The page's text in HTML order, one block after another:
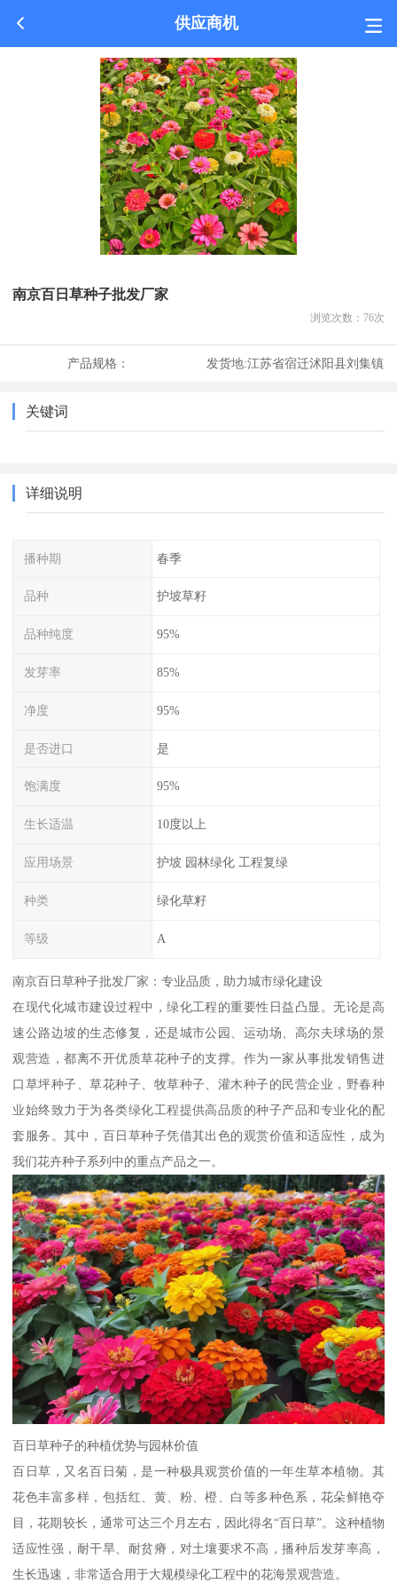
供应商机
南京百日草种子批发厂家
浏览次数： 76次
产品规格： 发货地:江苏省宿迁沭阳县刘集镇
关键词
详细说明
播种期 春季
品种 护坡草籽
品种纯度 95%
发芽率 85%
净度 95%
是否进口 是
饱满度 95%
生长适温 10度以上
应用场景 护坡 园林绿化 工程复绿
种类 绿化草籽
等级 A
南京百日草种子批发厂家：专业品质，助力城市绿化建设
在现代化城市建设过程中，绿化工程的重要性日益凸显。无论是高
速公路边坡的生态修复，还是城市公园、运动场、高尔夫球场的景
观营造，都离不开优质草花种子的支撑。作为一家从事批发销售进
口草坪种子、草花种子、牧草种子、灌木种子的民营企业，野春种
业始终致力于为各类绿化工程提供高品质的种子产品和专业化的配
套服务。其中，百日草种子凭借其出色的观赏价值和适应性，成为
我们花卉种子系列中的重点产品之一。
百日草种子的种植优势与园林价值
百日草，又名百日菊，是一种极具观赏价值的一年生草本植物。其
花色丰富多样，包括红、黄、粉、橙、白等多种色系，花朵鲜艳夺
目，花期较长，通常可达三个月左右，因此得名“百日草”。这种植物
适应性强，耐干旱、耐贫瘠，对土壤要求不高，播种后发芽率高，
生长迅速，非常适合用于大规模绿化工程中的花海景观营造。